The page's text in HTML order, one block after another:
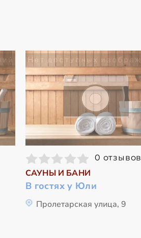
0 отзывов
САУНЫ И БАНИ
В гостях у Юли
Пролетарская улица, 9